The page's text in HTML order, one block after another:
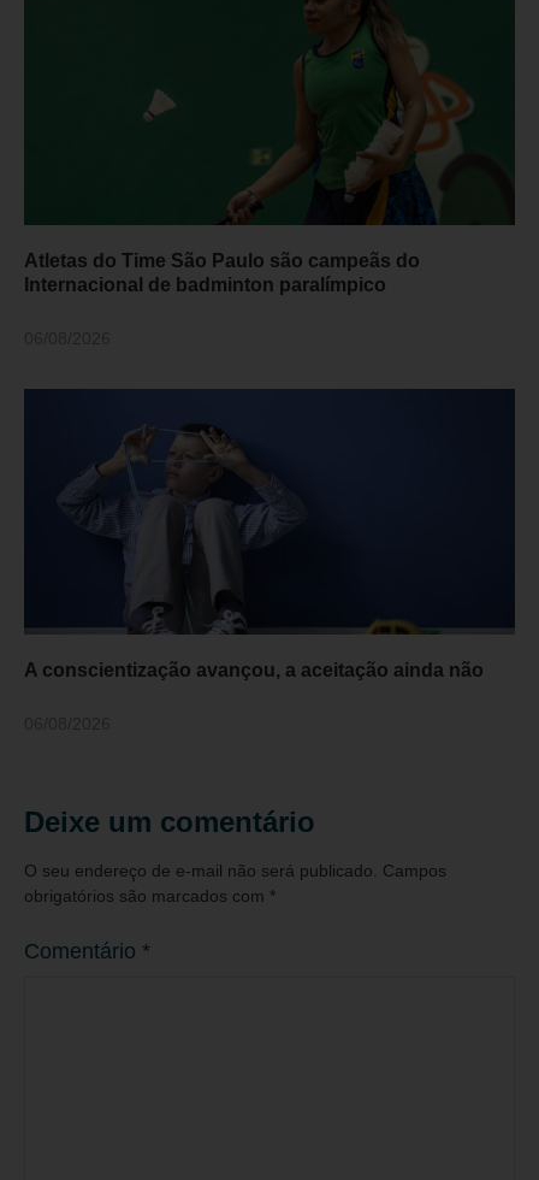
Atletas do Time São Paulo são campeãs do
Internacional de badminton paralímpico
A conscientização avançou, a aceitação ainda não
Deixe um comentário
O seu endereço de e-mail não será publicado. Campos
obrigatórios são marcados com *
Comentário *